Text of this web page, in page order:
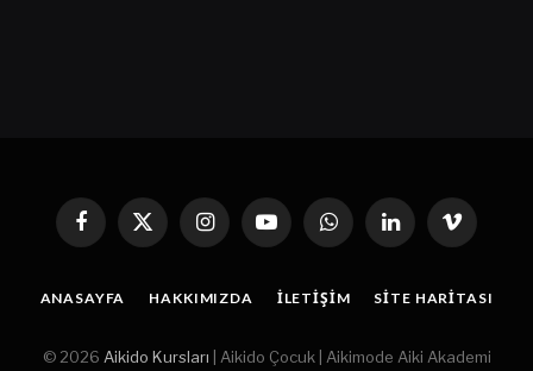
Facebook
X
(Twitter)
InstagramYouTubeWhatsAppLinkedin'de
Paylaş
Vimeo
ANASAYFA HAKKIMIZDA İLETIŞIM SITE HARITASI
© 2026 Aikido Kursları | Aikido Çocuk | Aikimode Aiki Akademi